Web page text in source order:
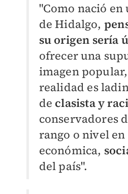
"Como nació
de Hidalgo,
su origen sería
ofrecer una
imagen
realidad es
de clasista y
conservadores
rango o nivel en
económica,
del país".